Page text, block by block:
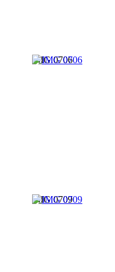
IMG 0706
IMG 0709